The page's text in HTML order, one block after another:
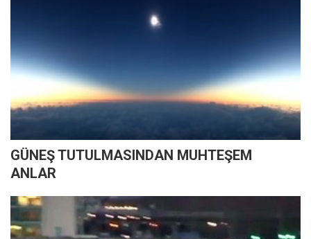
GÜNEŞ TUTULMASINDAN MUHTEŞEM
ANLAR